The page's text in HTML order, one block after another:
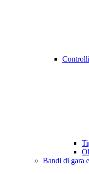
Bandi di gara